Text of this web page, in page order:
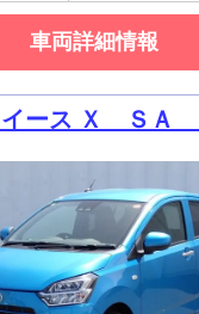
車両詳細情報
イース Ｘ ＳＡ